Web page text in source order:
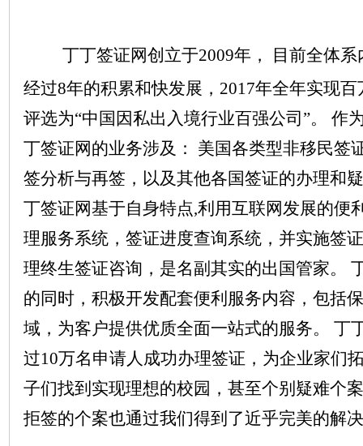
丁丁签证网创立于2009年， 目前全体
经过8年的积累和快发展，2017年全年实现
评选为“中国因私出入境行业百强公司”。 作
丁签证网的业务涉及： 美国各类型非移民签
签分析与再签，以及其他各国签证的办理和
丁签证网基于自身特点,利用互联网发展的便
理服务系统，签证进度查询系统，并实施签
理终生签证咨询，是名副其实的出国管家。
的同时，积极开发配套便利服务内容，包括
域，为客户提供优质全面一站式的服务。 丁
过10万名申请人成功办理签证，为企业家们
子们找到实现理想的校园，甚至个别疑难个
拒签的个案也通过我们得到了近乎完美的解